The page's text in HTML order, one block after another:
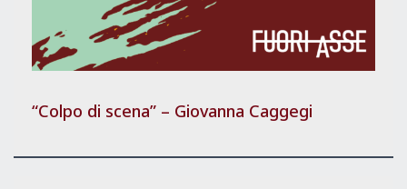
“Colpo di scena” – Giovanna Caggegi